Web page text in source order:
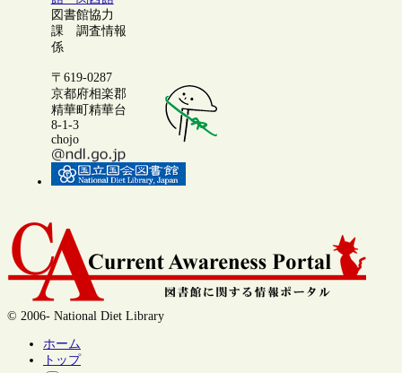
図書館協力
課 調査情報
係
〒619-0287
京都府相楽郡
精華町精華台
8-1-3
chojo
© 2006- National Diet Library
ホーム
トップ